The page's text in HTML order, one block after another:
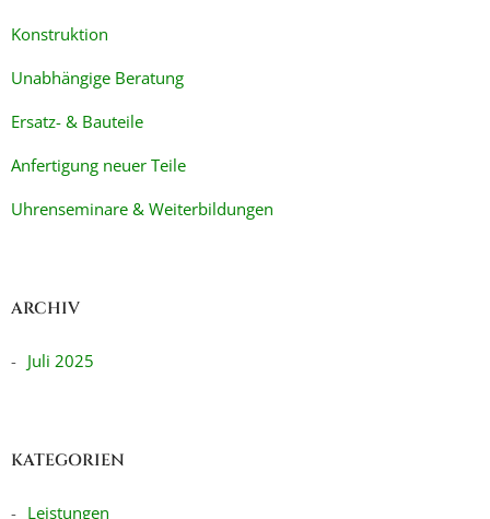
Konstruktion
Unabhängige Beratung
Ersatz- & Bauteile
Anfertigung neuer Teile
Uhrenseminare & Weiterbildungen
ARCHIV
Juli 2025
KATEGORIEN
Leistungen